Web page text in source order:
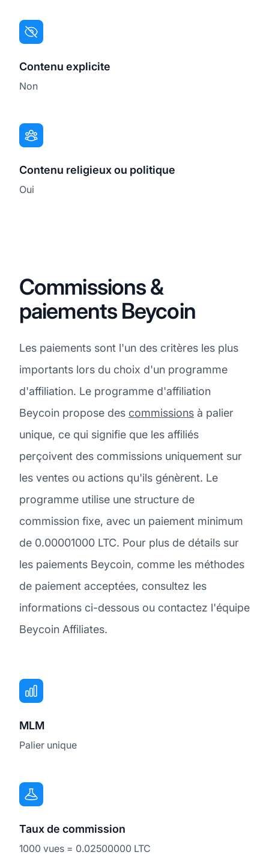
Contenu explicite
Non
Contenu religieux ou politique
Oui
Commissions &
paiements Beycoin
Les paiements sont l'un des critères les plus
importants lors du choix d'un programme
d'affiliation. Le programme d'affiliation
Beycoin propose des commissions à palier
unique, ce qui signifie que les affiliés
perçoivent des commissions uniquement sur
les ventes ou actions qu'ils génèrent. Le
programme utilise une structure de
commission fixe, avec un paiement minimum
de 0.00001000 LTC. Pour plus de détails sur
les paiements Beycoin, comme les méthodes
de paiement acceptées, consultez les
informations ci-dessous ou contactez l'équipe
Beycoin Affiliates.
MLM
Palier unique
Taux de commission
1000 vues = 0.02500000 LTC